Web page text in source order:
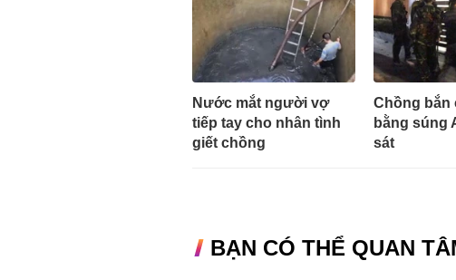
Nước mắt người vợ
tiếp tay cho nhân tình
giết chồng
Chồng bắn
bằng súng
sát
BẠN CÓ THỂ QUAN